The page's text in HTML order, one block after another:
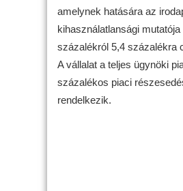
amelynek hatására az
kihasználatlansági mutatója
százalékról 5,4 százalékra
A vállalat a teljes ügynöki
százalékos piaci
rendelkezik.